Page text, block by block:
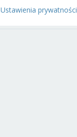
Ustawienia prywatności